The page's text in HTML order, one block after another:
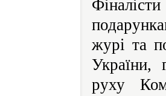
журі та
України,
руху